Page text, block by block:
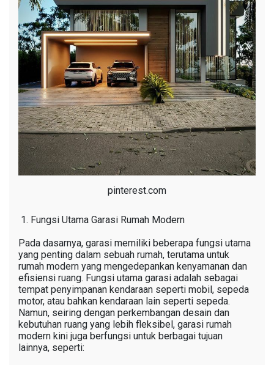
pinterest.com
Fungsi Utama Garasi Rumah Modern
Pada dasarnya, garasi memiliki beberapa fungsi utama
yang penting dalam sebuah rumah, terutama untuk
rumah modern yang mengedepankan kenyamanan dan
efisiensi ruang. Fungsi utama garasi adalah sebagai
tempat penyimpanan kendaraan seperti mobil, sepeda
motor, atau bahkan kendaraan lain seperti sepeda.
Namun, seiring dengan perkembangan desain dan
kebutuhan ruang yang lebih fleksibel, garasi rumah
modern kini juga berfungsi untuk berbagai tujuan
lainnya, seperti: